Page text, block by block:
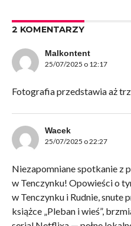
2 KOMENTARZY
Malkontent
25/07/2025 o 12:17
Fotografia przedstawia aż
Wacek
25/07/2025 o 22:27
Niezapomniane spotkanie z
w Tenczynku! Opowieści o
w Tenczynku i Rudnie, snute
książce „Pleban i wieś”,